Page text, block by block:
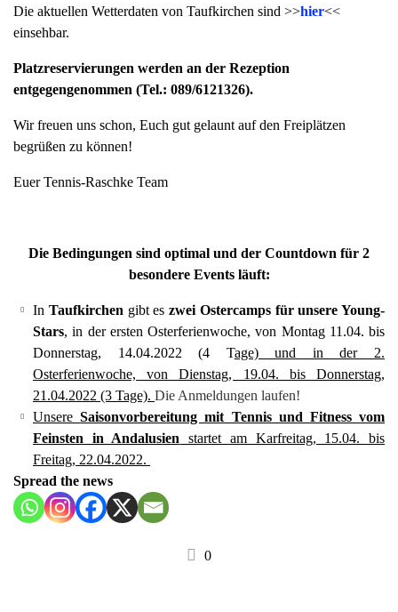
Die aktuellen Wetterdaten von Taufkirchen sind >>hier<<
einsehbar.
Platzreservierungen werden an der Rezeption
entgegengenommen (Tel.: 089/6121326).
Wir freuen uns schon, Euch gut gelaunt auf den Freiplätzen
begrüßen zu können!
Euer Tennis-Raschke Team
Die Bedingungen sind optimal und der Countdown für 2
besondere Events läuft:
In Taufkirchen gibt es zwei Ostercamps für unsere Young-
Stars, in der ersten Osterferienwoche, von Montag 11.04. bis
Donnerstag, 14.04.2022 (4 Tage) und in der 2.
Osterferienwoche, von Dienstag, 19.04. bis Donnerstag,
21.04.2022 (3 Tage). Die Anmeldungen laufen!
UnsereSaisonvorbereitung mit Tennis und Fitness vom
Feinsten in Andalusien startet am Karfreitag, 15.04. bis
Freitag, 22.04.2022.
Spread the news
0